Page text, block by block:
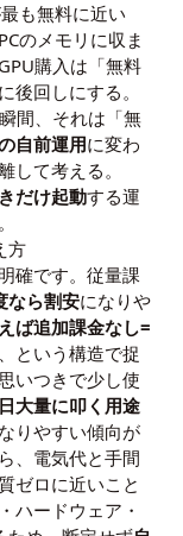
も無料に近い
のメモリに収ま
購入は「無料
後回しにする。
間、それは「無
自前運用に変わ
して考える。
だけ起動する運
方
確です。従量課
なら割安になりや
ば追加課金なし=
、という構造で捉
いつきで少し使
大量に叩く用途
りやすい傾向が
、電気代と手間
ゼロに近いこと
ハードウェア・